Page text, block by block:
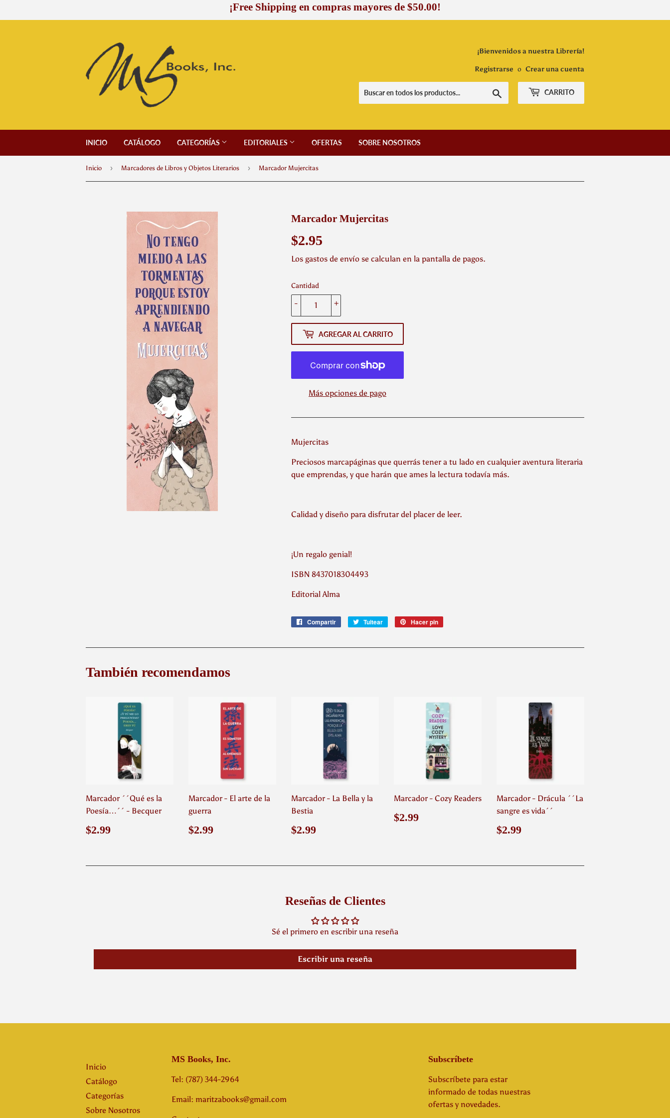
¡Free Shipping en compras mayores de $50.00!
¡Bienvenidos a nuestra Librería!
Registrarse o Crear una cuenta
CARRITO
INICIO CATÁLOGO CATEGORÍAS EDITORIALES OFERTAS SOBRE NOSOTROS
Inicio › Marcadores de Libros y Objetos Literarios › Marcador Mujercitas
Marcador Mujercitas
$2.95
Los gastos de envío se calculan en la pantalla de pagos.
Cantidad
+
-
AGREGAR AL CARRITO
Más opciones de pago
Mujercitas
Preciosos marcapáginas que querrás tener a tu lado en cualquier aventura literaria
que emprendas, y que harán que ames la lectura todavía más.
Calidad y diseño para disfrutar del placer de leer.
¡Un regalo genial!
ISBN 8437018304493
Editorial Alma
Compartir
CompartirTuitear
Tuitear Hacer pin
También recomendamos
Marcador ´´Qué es la
Poesía…´´ - Becquer
Precio
$2.99
Marcador - El arte de la
guerra
Precio
$2.99
Marcador - La Bella y la
Bestia
Precio
$2.99
Marcador - Cozy Readers
Precio
$2.99
Marcador - Drácula ´´La
sangre es vida´´
Precio
$2.99
Reseñas de Clientes
Sé el primero en escribir una reseña
Escribir una reseña
Inicio
Catálogo
Categorías
Sobre Nosotros
MS Books, Inc.
Tel: (787) 344-2964
Email: maritzabooks@gmail.com
Subscríbete
Subscríbete para estar
informado de todas nuestras
ofertas y novedades.